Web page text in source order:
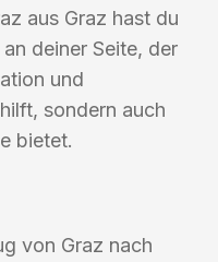
aus Graz hast du
deiner Seite, der
und
sondern auch
bietet.
von Graz nach